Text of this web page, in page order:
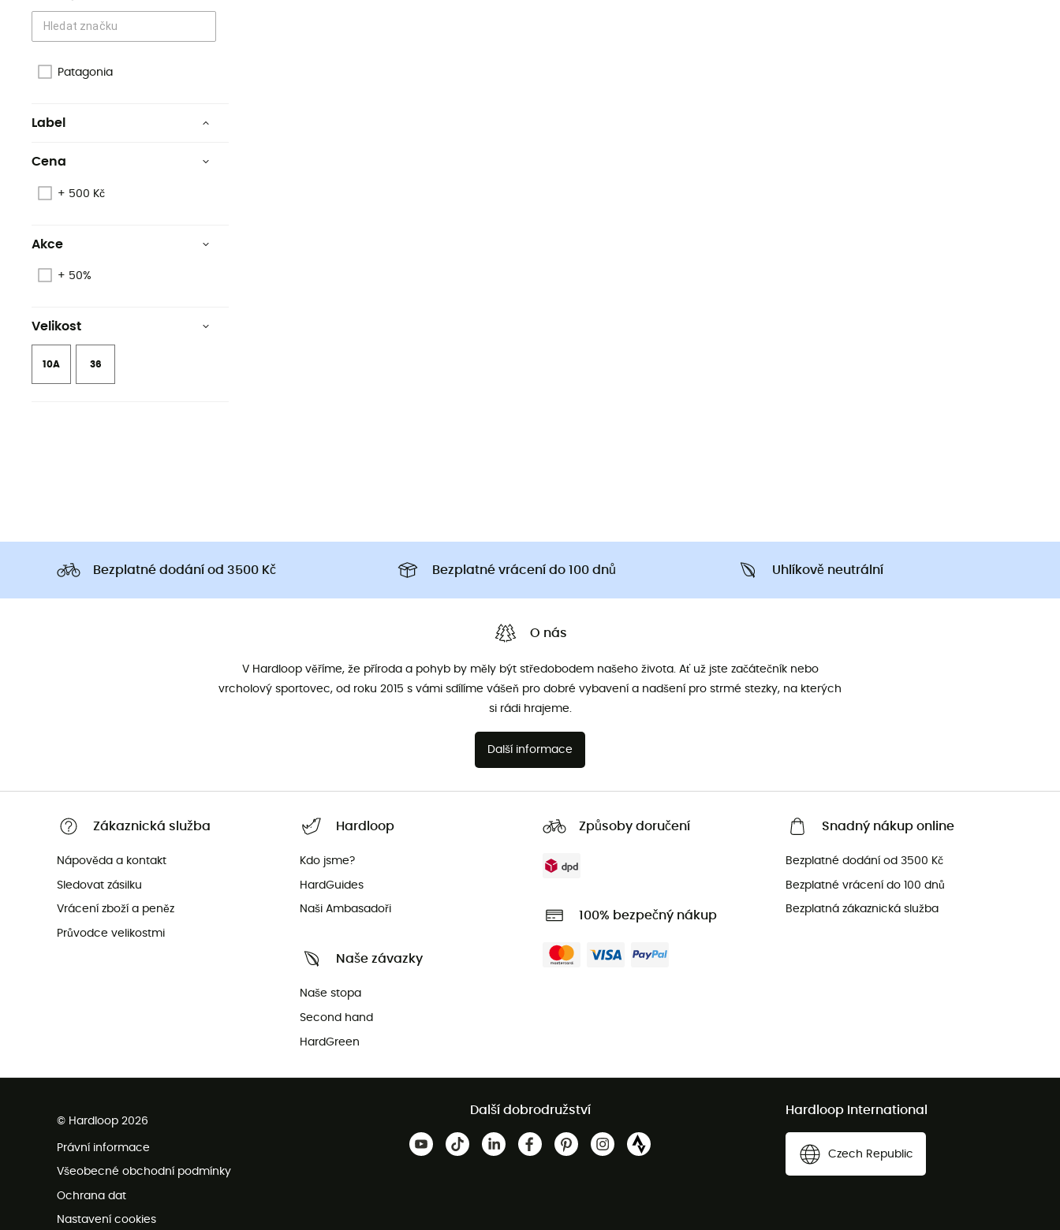
Patagonia
Label
Cena
+ 500 Kč
Akce
+ 50%
Velikost
10A 36
Bezplatné dodání od 3500 Kč Bezplatné vrácení do 100 dnů Uhlíkově neutrální
O nás
V Hardloop věříme, že příroda a pohyb by měly být středobodem našeho života. Ať už jste začátečník nebo
vrcholový sportovec, od roku 2015 s vámi sdílíme vášeň pro dobré vybavení a nadšení pro strmé stezky, na kterých
si rádi hrajeme.
Další informace
Zákaznická služba
Nápověda a kontakt
Sledovat zásilku
Vrácení zboží a peněz
Průvodce velikostmi
Hardloop
Kdo jsme?
HardGuides
Naši Ambasadoři
Naše závazky
Naše stopa
Second hand
HardGreen
Způsoby doručení
100% bezpečný nákup
Snadný nákup online
Bezplatné dodání od 3500 Kč
Bezplatné vrácení do 100 dnů
Bezplatná zákaznická služba
© Hardloop 2026
Právní informace
Všeobecné obchodní podmínky
Ochrana dat
Nastavení cookies
Další dobrodružství Hardloop International
Czech Republic